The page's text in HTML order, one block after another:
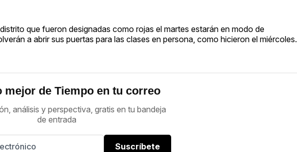
que fueron designadas como rojas el martes estarán en modo de
a abrir sus puertas para las clases en persona, como hicieron el miércoles.
mejor de Tiempo en tu correo
análisis y perspectiva, gratis en tu bandeja
de entrada
Suscríbete